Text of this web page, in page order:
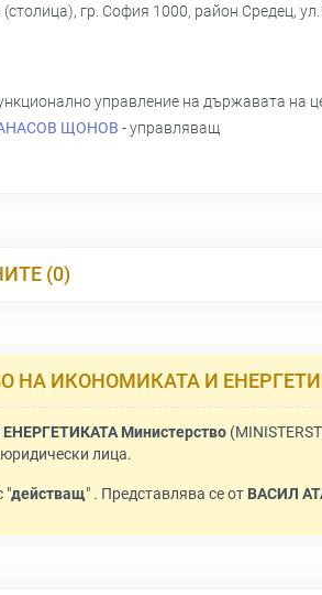
гр. София 1000, район Средец,
управление на държавата на
ЩОНОВ - управляващ
(0)
НА ИКОНОМИКАТА И
Министерство
лица.
"действащ" . Представлява се от ВАСИЛ